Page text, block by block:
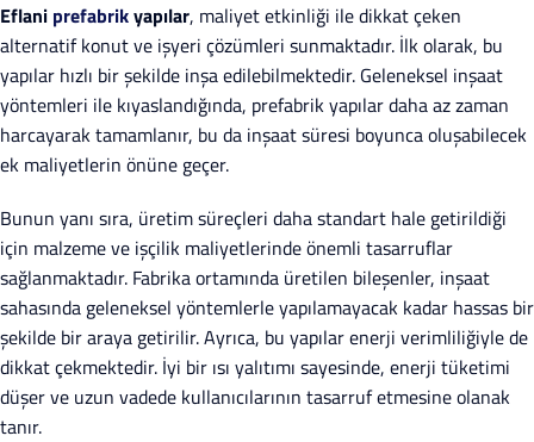
Eflani prefabrikyapılar, maliyet etkinliği ile dikkat çeken
alternatif konut ve işyeri çözümleri sunmaktadır. İlk olarak, bu
yapılar hızlı bir şekilde inşa edilebilmektedir. Geleneksel inşaat
yöntemleri ile kıyaslandığında, prefabrik yapılar daha az zaman
harcayarak tamamlanır, bu da inşaat süresi boyunca oluşabilecek
ek maliyetlerin önüne geçer.
Bunun yanı sıra, üretim süreçleri daha standart hale getirildiği
için malzeme ve işçilik maliyetlerinde önemli tasarruflar
sağlanmaktadır. Fabrika ortamında üretilen bileşenler, inşaat
sahasında geleneksel yöntemlerle yapılamayacak kadar hassas bir
şekilde bir araya getirilir. Ayrıca, bu yapılar enerji verimliliğiyle de
dikkat çekmektedir. İyi bir ısı yalıtımı sayesinde, enerji tüketimi
düşer ve uzun vadede kullanıcılarının tasarruf etmesine olanak
tanır.